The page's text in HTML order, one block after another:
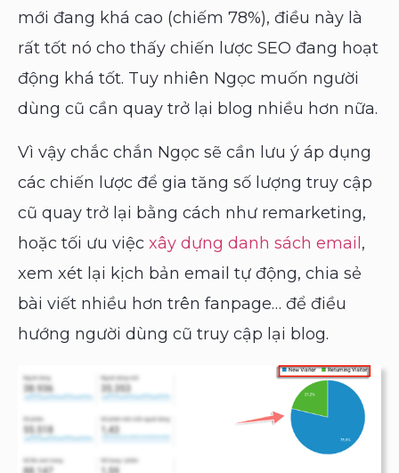
mới đang khá cao (chiếm 78%), điều này là
rất tốt nó cho thấy chiến lược SEO đang hoạt
động khá tốt. Tuy nhiên Ngọc muốn người
dùng cũ cần quay trở lại blog nhiều hơn nữa.
Vì vậy chắc chắn Ngọc sẽ cần lưu ý áp dụng
các chiến lược để gia tăng số lượng truy cập
cũ quay trở lại bằng cách như remarketing,
hoặc tối ưu việc xây dựng danh sách email,
xem xét lại kịch bản email tự động, chia sẻ
bài viết nhiều hơn trên fanpage… để điều
hướng người dùng cũ truy cập lại blog.